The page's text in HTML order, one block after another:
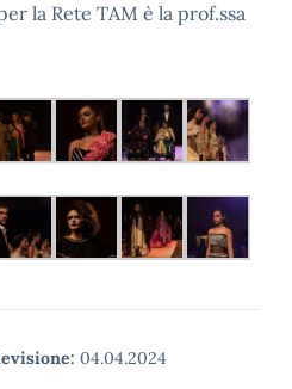
la Rete TAM è la prof.ssa
04.04.2024